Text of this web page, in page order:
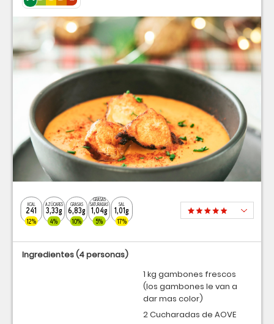
KCAL
241
12%
AZÚCARES
3,33g
4%
GRASAS
6,83g
10%
GRASAS
SATURADAS
1,04g
5%
SAL
1,01g
17%
Ingredientes(4 personas)
1 kg gambones frescos
(los gambones le van a
dar mas color)
2 Cucharadas de AOVE